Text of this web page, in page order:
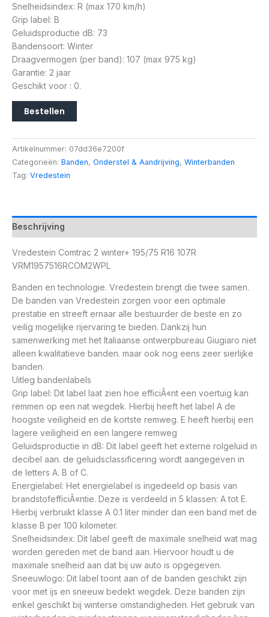
Snelheidsindex: R (max 170 km/h)
Grip label: B
Geluidsproductie dB: 73
Bandensoort: Winter
Draagvermogen (per band): 107 (max 975 kg)
Garantie: 2 jaar
Geschikt voor : 0.
Bestellen
Artikelnummer: 07dd36e7200f
Categorieën: Banden, Onderstel & Aandrijving, Winterbanden
Tag: Vredestein
Beschrijving
Vredestein Comtrac 2 winter+ 195/75 R16 107R
VRM1957516RCOM2WPL
Banden en technologie. Vredestein brengt die twee samen.
De banden van Vredestein zorgen voor een optimale
prestatie en streeft ernaar alle bestuurder de beste en zo
veilig mogelijke rijervaring te bieden. Dankzij hun
samenwerking met het Italiaanse ontwerpbureau Giugiaro niet
alleen kwalitatieve banden. maar ook nog eens zeer sierlijke
banden.
Uitleg bandenlabels
Grip label: Dit label laat zien hoe efficiÃ«nt een voertuig kan
remmen op een nat wegdek. Hierbij heeft het label A de
hoogste veiligheid en de kortste remweg. E heeft hierbij een
lagere veiligheid en een langere remweg
Geluidsproductie in dB: Dit label geeft het externe rolgeluid in
decibel aan. de geluidsclassificering wordt aangegeven in
de letters A. B of C.
Energielabel: Het energielabel is ingedeeld op basis van
brandstofefficiÃ«ntie. Deze is verdeeld in 5 klassen: A tot E.
Hierbij verbruikt klasse A 0.1 liter minder dan een band met de
klasse B per 100 kilometer.
Snelheidsindex: Dit label geeft de maximale snelheid wat mag
worden gereden met de band aan. Hiervoor houdt u de
maximale snelheid aan dat bij uw auto is opgegeven.
Sneeuwlogo: Dit label toont aan of de banden geschikt zijn
voor met ijs en sneeuw bedekt wegdek. Deze banden zijn
enkel geschikt bij winterse omstandigheden. Het gebruik van